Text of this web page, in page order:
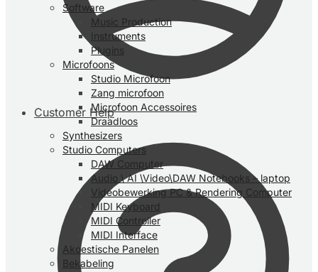
Customer Help
Software
Music Production
Instruments
Plugins
Microfoons
Studio Microfoon
Zang microfoon
Microfoon Accessoires
Draadloos
Synthesizers
Studio Computers
DAW Computer
Audio \ AI \Video\DAW Notebooks – laptop
Videobewerking PC & Rendering Computer
MIDI Keyboard
MIDI Controller
MIDI Interface
Akoestische Panelen
Bekabeling